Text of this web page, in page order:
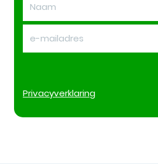
Privacyverklaring